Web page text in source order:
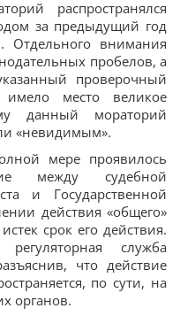
распространялся
за предыдущий год
Отдельного внимания
пробелов, а
проверочный
имело место великое
данный мораторий
«невидимым».
мере проявилось
между судебной
и Государственной
действия «общего»
срок его действия.
служба
что действие
по сути, на
органов.